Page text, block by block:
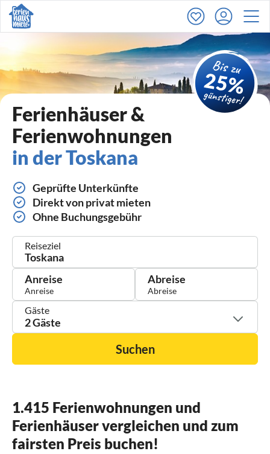
Ferienhäuser &
Ferienwohnungen
in der Toskana
Geprüfte Unterkünfte
Direkt von privat mieten
Ohne Buchungsgebühr
Reiseziel
Anreise Abreise
Gäste
2 Gäste
Suchen
1.415 Ferienwohnungen und
Ferienhäuser vergleichen und zum
fairsten Preis buchen!